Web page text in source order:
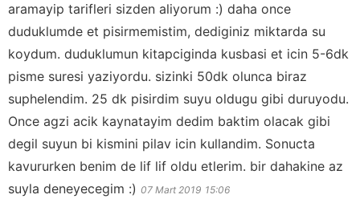
aramayip tarifleri sizden aliyorum :) daha once
duduklumde et pisirmemistim, dediginiz miktarda su
koydum. duduklumun kitapciginda kusbasi et icin 5-6dk
pisme suresi yaziyordu. sizinki 50dk olunca biraz
suphelendim. 25 dk pisirdim suyu oldugu gibi duruyodu.
Once agzi acik kaynatayim dedim baktim olacak gibi
degil suyun bi kismini pilav icin kullandim. Sonucta
kavururken benim de lif lif oldu etlerim. bir dahakine az
suyla deneyecegim :) 07 Mart 2019 15:06